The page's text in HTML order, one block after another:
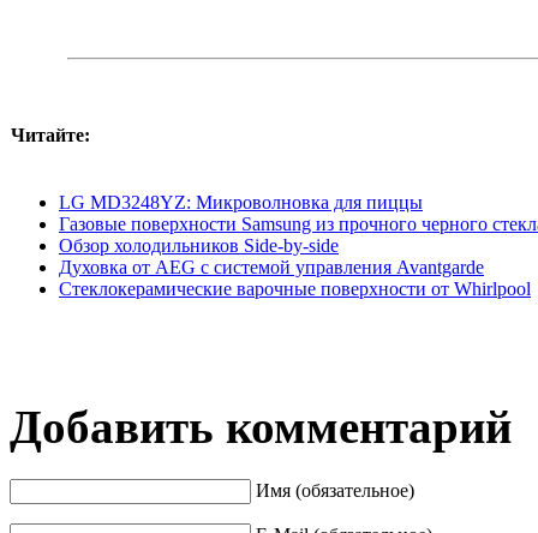
Читайте:
LG MD3248YZ: Микроволновка для пиццы
Газовые поверхности Samsung из прочного черного
Обзор холодильников Side-by-side
Духовка от AEG с системой управления Avantgarde
Стеклокерамические варочные поверхности от Whirlpool
Добавить комментарий
Имя (обязательное)